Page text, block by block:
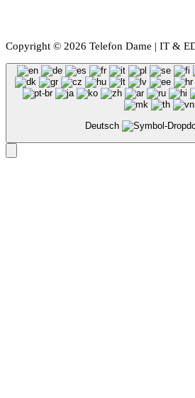
Copyright © 2026 Telefon Dame | IT &
Deutsch